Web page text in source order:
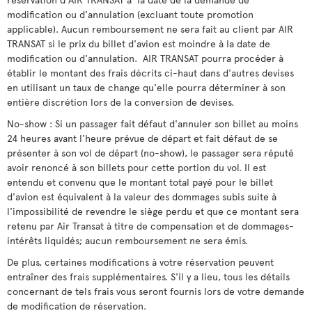
modification ou d'annulation (excluant toute promotion
applicable). Aucun remboursement ne sera fait au client par AIR
TRANSAT si le prix du billet d'avion est moindre à la date de
modification ou d'annulation. AIR TRANSAT pourra procéder à
établir le montant des frais décrits ci-haut dans d'autres devises
en utilisant un taux de change qu'elle pourra déterminer à son
entière discrétion lors de la conversion de devises.
No-show : Si un passager fait défaut d'annuler son billet au moins
24 heures avant l'heure prévue de départ et fait défaut de se
présenter à son vol de départ (no-show), le passager sera réputé
avoir renoncé à son billets pour cette portion du vol. Il est
entendu et convenu que le montant total payé pour le billet
d'avion est équivalent à la valeur des dommages subis suite à
l'impossibilité de revendre le siège perdu et que ce montant sera
retenu par Air Transat à titre de compensation et de dommages-
intérêts liquidés; aucun remboursement ne sera émis.
De plus, certaines modifications à votre réservation peuvent
entraîner des frais supplémentaires. S'il y a lieu, tous les détails
concernant de tels frais vous seront fournis lors de votre demande
de modification de réservation.